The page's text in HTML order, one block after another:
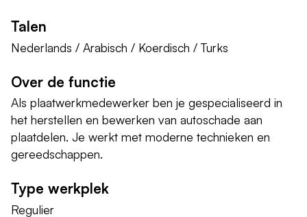
Talen
Nederlands / Arabisch / Koerdisch / Turks
Over de functie
Als plaatwerkmedewerker ben je gespecialiseerd in
het herstellen en bewerken van autoschade aan
plaatdelen. Je werkt met moderne technieken en
gereedschappen.
Type werkplek
Regulier